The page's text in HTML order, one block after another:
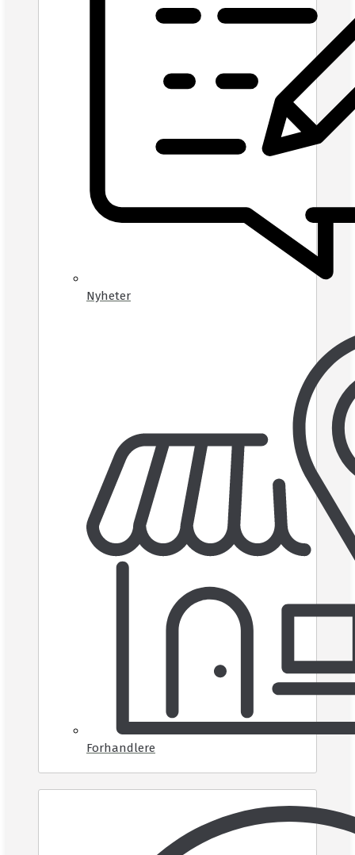
Nyheter
Forhandlere